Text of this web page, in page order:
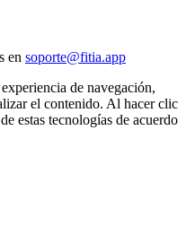
en soporte@fitia.app
de navegación,
el contenido. Al hacer clic
estas tecnologías de acuerdo